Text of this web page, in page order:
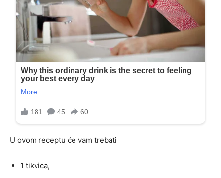
U ovom receptu će vam trebati
1 tikvica,